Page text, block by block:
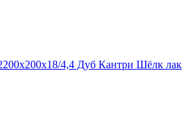
4,4 Дуб Кантри Шёлк лак